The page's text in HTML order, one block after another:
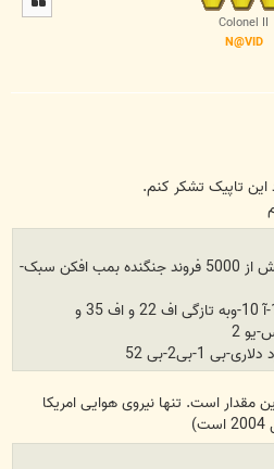
Colonel II
N@VID
این تاپیک تشکر کنم.
قدرتمند ترین ارتش دنیا با بیش از 5000 فروند جنگنده بمب افکن سبک-
از جمله اف 15-اف 16-اف 18-آ 10-وبه تازگی اف 22 و اف 35 و
2
مقدار است. تنها نیروی هوایی امریکا